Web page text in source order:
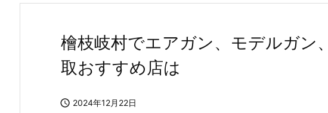
檜枝岐村でエアガン、モデルガン
取おすすめ店は
 2024年12月22日